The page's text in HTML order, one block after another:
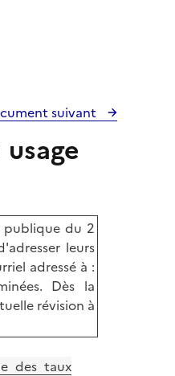
suivant
publique du 2
leurs
adressé à :
Dès la
révision à
des taux